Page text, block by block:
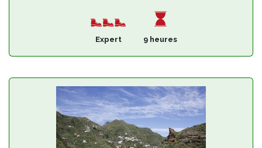
Expert 9 heures